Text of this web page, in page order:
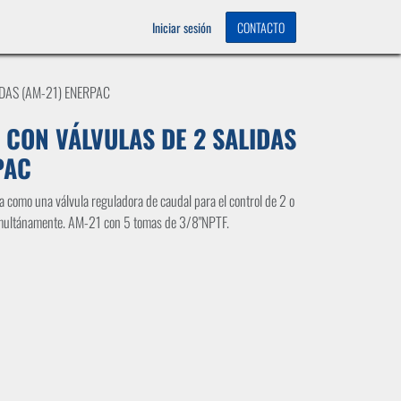
Iniciar sesión CONTACTO
(AM-21) ENERPAC
VÁLVULAS DE 2 SALIDAS
una válvula reguladora de caudal para el control de 2 o
AM-21 con 5 tomas de 3/8"NPTF.